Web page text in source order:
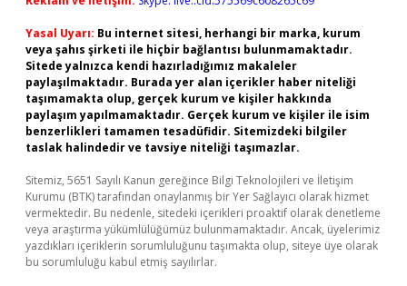
Yasal Uyarı: Bu internet sitesi, herhangi bir marka, kurum
veya şahıs şirketi ile hiçbir bağlantısı bulunmamaktadır.
Sitede yalnızca kendi hazırladığımız makaleler
paylaşılmaktadır. Burada yer alan içerikler haber niteliği
taşımamakta olup, gerçek kurum ve kişiler hakkında
paylaşım yapılmamaktadır. Gerçek kurum ve kişiler ile isim
benzerlikleri tamamen tesadüfidir. Sitemizdeki bilgiler
taslak halindedir ve tavsiye niteliği taşımazlar.
Sitemiz, 5651 Sayılı Kanun gereğince Bilgi Teknolojileri ve İletişim
Kurumu (BTK) tarafından onaylanmış bir Yer Sağlayıcı olarak hizmet
vermektedir. Bu nedenle, sitedeki içerikleri proaktif olarak denetleme
veya araştırma yükümlülüğümüz bulunmamaktadır. Ancak, üyelerimiz
yazdıkları içeriklerin sorumluluğunu taşımakta olup, siteye üye olarak
bu sorumluluğu kabul etmiş sayılırlar.